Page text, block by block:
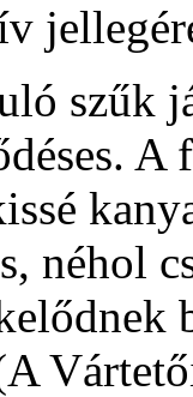
szűk
néhol